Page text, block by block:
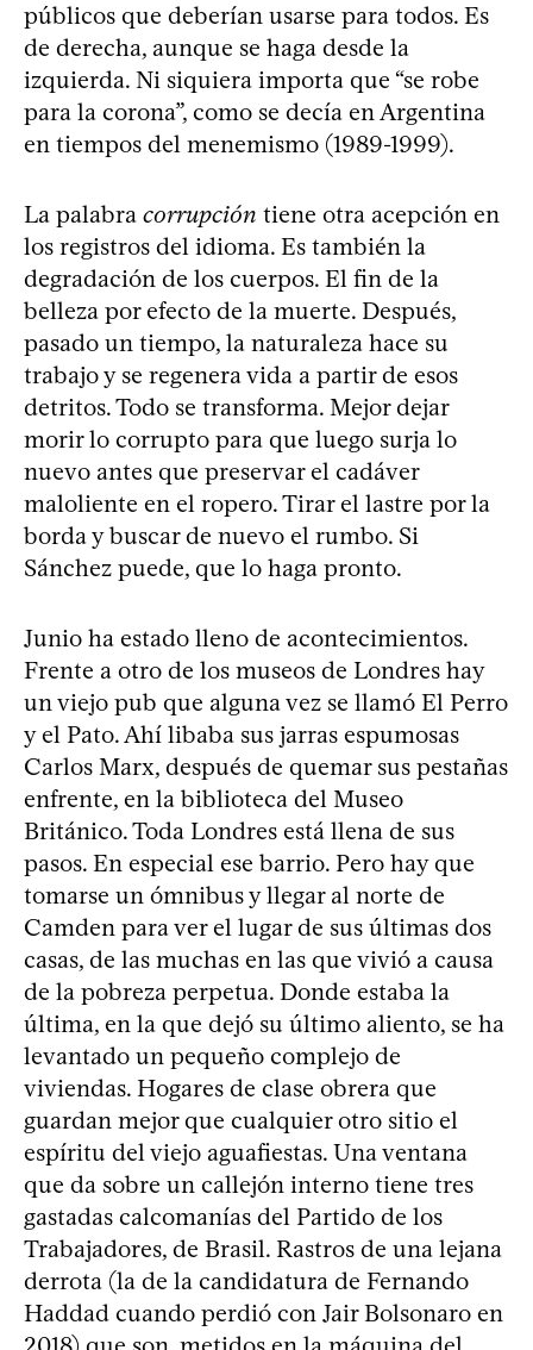
públicos que deberían usarse para todos. Es
de derecha, aunque se haga desde la
izquierda. Ni siquiera importa que “se robe
para la corona”, como se decía en Argentina
en tiempos del menemismo (1989-1999).
La palabra corrupción tiene otra acepción en
los registros del idioma. Es también la
degradación de los cuerpos. El fin de la
belleza por efecto de la muerte. Después,
pasado un tiempo, la naturaleza hace su
trabajo y se regenera vida a partir de esos
detritos. Todo se transforma. Mejor dejar
morir lo corrupto para que luego surja lo
nuevo antes que preservar el cadáver
maloliente en el ropero. Tirar el lastre por la
borda y buscar de nuevo el rumbo. Si
Sánchez puede, que lo haga pronto.
Junio ha estado lleno de acontecimientos.
Frente a otro de los museos de Londres hay
un viejo pub que alguna vez se llamó El Perro
y el Pato. Ahí libaba sus jarras espumosas
Carlos Marx, después de quemar sus pestañas
enfrente, en la biblioteca del Museo
Británico. Toda Londres está llena de sus
pasos. En especial ese barrio. Pero hay que
tomarse un ómnibus y llegar al norte de
Camden para ver el lugar de sus últimas dos
casas, de las muchas en las que vivió a causa
de la pobreza perpetua. Donde estaba la
última, en la que dejó su último aliento, se ha
levantado un pequeño complejo de
viviendas. Hogares de clase obrera que
guardan mejor que cualquier otro sitio el
espíritu del viejo aguafiestas. Una ventana
que da sobre un callejón interno tiene tres
gastadas calcomanías del Partido de los
Trabajadores, de Brasil. Rastros de una lejana
derrota (la de la candidatura de Fernando
Haddad cuando perdió con Jair Bolsonaro en